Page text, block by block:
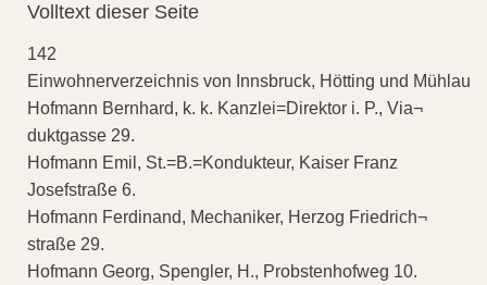
Volltext dieser Seite
142
Einwohnerverzeichnis von Innsbruck, Hötting und Mühlau
Hofmann Bernhard, k. k. Kanzlei=Direktor i. P., Via¬
duktgasse 29.
Hofmann Emil, St.=B.=Kondukteur, Kaiser Franz
Josefstraße 6.
Hofmann Ferdinand, Mechaniker, Herzog Friedrich¬
straße 29.
Hofmann Georg, Spengler, H., Probstenhofweg 10.